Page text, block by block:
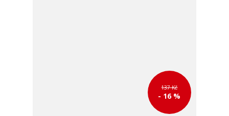
137 Kč
- 16 %